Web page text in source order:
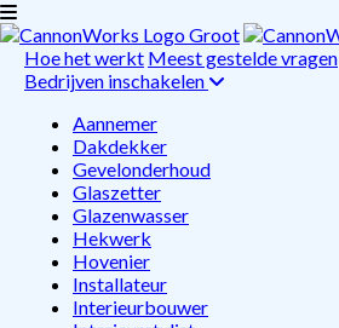
Hoe het werkt Meest gestelde vragen
Bedrijven inschakelen
Aannemer
Dakdekker
Gevelonderhoud
Glaszetter
Glazenwasser
Hekwerk
Hovenier
Installateur
Interieurbouwer